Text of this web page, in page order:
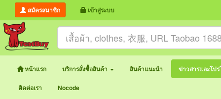
สมัครสมาชิก เข้าสู่ระบบ
หน้าแรก บริการสั่งซื้อสินค้า สินค้าแนะนำ ข่าวสารและโป
ติดต่อเรา Nocode